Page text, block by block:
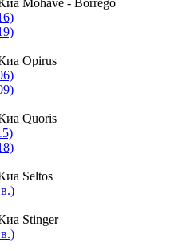
Mohave - Borrego
Opirus
Quoris
Seltos
Stinger